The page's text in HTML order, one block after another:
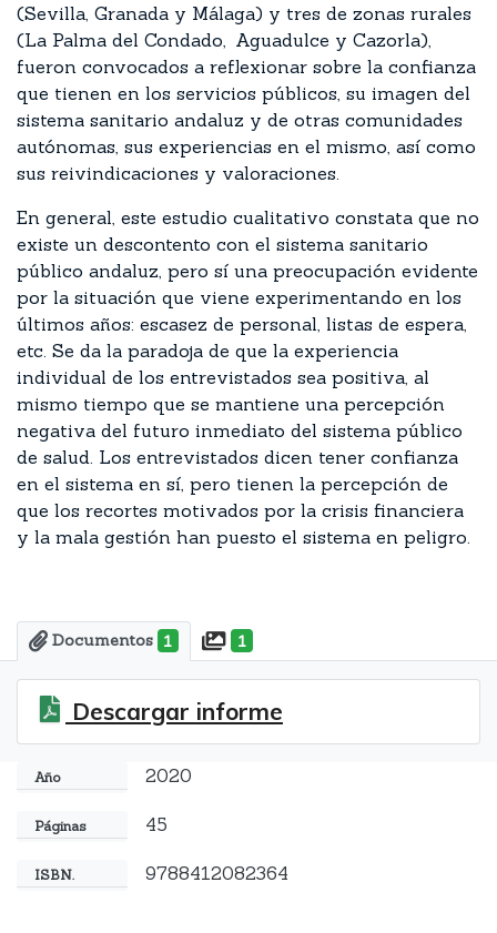
(Sevilla, Granada y Málaga) y tres de zonas rurales
(La Palma del Condado, Aguadulce y Cazorla),
fueron convocados a reflexionar sobre la confianza
que tienen en los servicios públicos, su imagen del
sistema sanitario andaluz y de otras comunidades
autónomas, sus experiencias en el mismo, así como
sus reivindicaciones y valoraciones.
En general, este estudio cualitativo constata que no
existe un descontento con el sistema sanitario
público andaluz, pero sí una preocupación evidente
por la situación que viene experimentando en los
últimos años: escasez de personal, listas de espera,
etc. Se da la paradoja de que la experiencia
individual de los entrevistados sea positiva, al
mismo tiempo que se mantiene una percepción
negativa del futuro inmediato del sistema público
de salud. Los entrevistados dicen tener confianza
en el sistema en sí, pero tienen la percepción de
que los recortes motivados por la crisis financiera
y la mala gestión han puesto el sistema en peligro.
Documentos 1 1
Descargar informe
Año 2020
Páginas 45
ISBN. 9788412082364